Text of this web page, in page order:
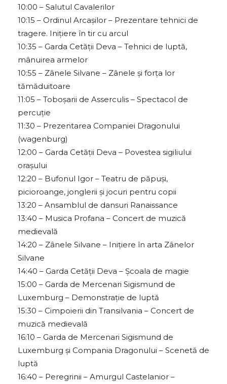
10:00 – Salutul Cavalerilor
10:15 – Ordinul Arcașilor – Prezentare tehnici de
tragere. Inițiere în tir cu arcul
10:35 – Garda Cetății Deva – Tehnici de luptă,
mânuirea armelor
10:55 – Zânele Silvane – Zânele și forța lor
tămăduitoare
11:05 – Toboșarii de Asserculis – Spectacol de
percuție
11:30 – Prezentarea Companiei Dragonului
(wagenburg)
12:00 – Garda Cetății Deva – Povestea sigiliului
orașului
12:20 – Bufonul Igor – Teatru de păpuși,
picioroange, jonglerii și jocuri pentru copii
13:20 – Ansamblul de dansuri Ranaissance
13:40 – Musica Profana – Concert de muzică
medievală
14:20 – Zânele Silvane – Inițiere în arta Zânelor
Silvane
14:40 – Garda Cetății Deva – Școala de magie
15:00 – Garda de Mercenari Sigismund de
Luxemburg – Demonstrație de luptă
15:30 – Cimpoierii din Transilvania – Concert de
muzică medievală
16:10 – Garda de Mercenari Sigismund de
Luxemburg și Compania Dragonului – Scenetă de
luptă
16:40 – Peregrinii – Amurgul Castelanior –